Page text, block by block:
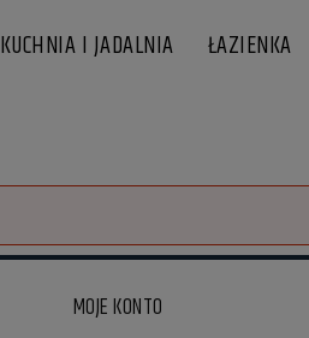
KUCHNIA I JADALNIA ŁAZIENKA
MOJE KONTO